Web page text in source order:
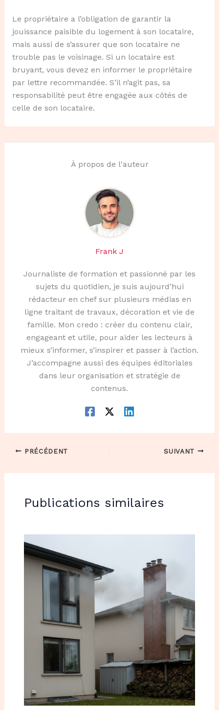
Le propriétaire a l’obligation de garantir la
jouissance paisible du logement à son locataire,
mais aussi de s’assurer que son locataire ne
trouble pas le voisinage. Si un locataire est
bruyant, vous devez en informer le propriétaire
par lettre recommandée. S’il n’agit pas, sa
responsabilité peut être engagée aux côtés de
celle de son locataire.
À propos de l'auteur
Frank J
Journaliste de formation et passionné par les
sujets du quotidien, je suis aujourd’hui
rédacteur en chef sur plusieurs médias en
ligne traitant de travaux, décoration et vie de
famille. Mon credo : créer du contenu clair,
engageant et utile, pour aider les lecteurs à
mieux s’informer, s’inspirer et passer à l’action.
J’accompagne aussi des équipes éditoriales
dans leur organisation et stratégie de
contenus.
PRÉCÉDENT SUIVANT
Publications similaires